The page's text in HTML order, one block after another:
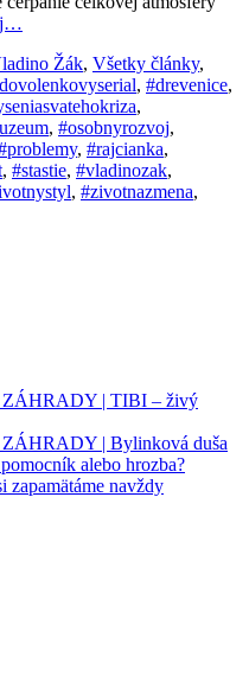
Žák, Všetky články,
, #drevenice,
,
, #osobnyrozvoj,
, #rajcianka,
, #stastie, #vladinozak,
, #zivotnazmena,
| TIBI – živý
| Bylinková duša
alebo hrozba?
navždy